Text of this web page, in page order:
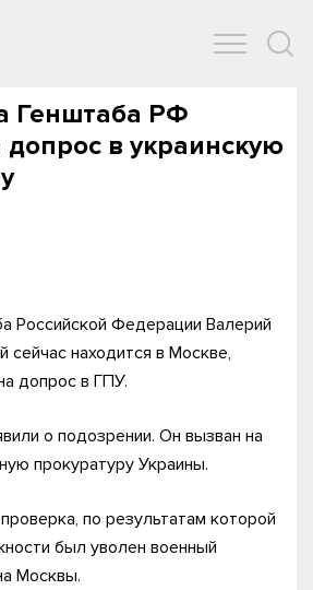
Генштаба РФ
в украинскую
Российской Федерации Валерий
сейчас находится в Москве,
допрос в ГПУ.
о подозрении. Он вызван на
прокуратуру Украины.
по результатам которой
был уволен военный
Москвы.